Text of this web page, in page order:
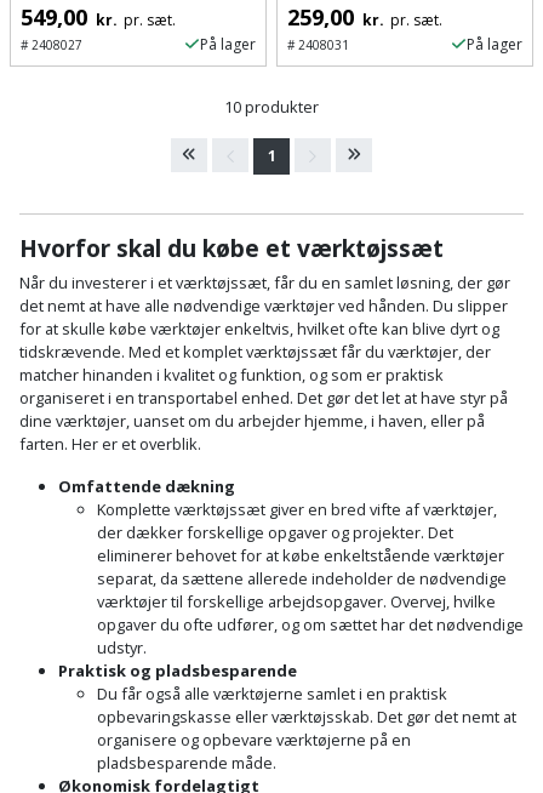
Skruer,
bolte
og
Søm
Sternbeklædning
Tag
og
tagplader
Terrassebrædder
Terrasseopklodsning
byggeri
Vinduer
Nedstryger
Palleløfter
Polsøger
Profilsaks
Reb
snor
Renseservietter
Sækkelukker
Girafsliber
Høvl
Industristøvsuger
Kantfræser
Kantlimer
Kantlimertilbehør
Kap-
geringssav
Kerneboremaskine
Klammepistol
Klippeværktøj
Kombokit
Haveslange
og
Hegn
Højbede
Højtaler
Hylder
Jagt
Klæbesøm
Køkkenudstyr
549,00 kr. pr. sæt.
#2408027 På lager
259,00 kr. pr. sæt.
#2408031 På lager
10 produkter
1
Hvorfor skal du købe et værktøjssæt
Når du investerer i et værktøjssæt, får du en samlet løsning, der gør
det nemt at have alle nødvendige værktøjer ved hånden. Du slipper
for at skulle købe værktøjer enkeltvis, hvilket ofte kan blive dyrt og
tidskrævende. Med et komplet værktøjssæt får du værktøjer, der
matcher hinanden i kvalitet og funktion, og som er praktisk
organiseret i en transportabel enhed. Det gør det let at have styr på
dine værktøjer, uanset om du arbejder hjemme, i haven, eller på
farten. Her er et overblik.
Omfattende dækning
Komplette værktøjssæt giver en bred vifte af værktøjer,
der dækker forskellige opgaver og projekter. Det
eliminerer behovet for at købe enkeltstående værktøjer
separat, da sættene allerede indeholder de nødvendige
værktøjer til forskellige arbejdsopgaver. Overvej, hvilke
opgaver du ofte udfører, og om sættet har det nødvendige
udstyr.
Praktisk og pladsbesparende
Du får også alle værktøjerne samlet i en praktisk
opbevaringskasse eller værktøjsskab. Det gør det nemt at
organisere og opbevare værktøjerne på en
pladsbesparende måde.
Økonomisk fordelagtigt